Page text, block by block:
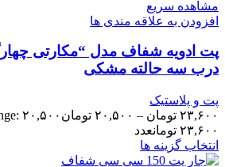
مشاهده سریع
افزودن به علاقه مندی ها
درب سه حالته مشکی
پت و پلاستیک
۲۳,۶۰۰ تومان – ۲۰,۵۰۰ تومان
۲۳,۶۰۰ تومان
عدد
انتخاب گزینه ها